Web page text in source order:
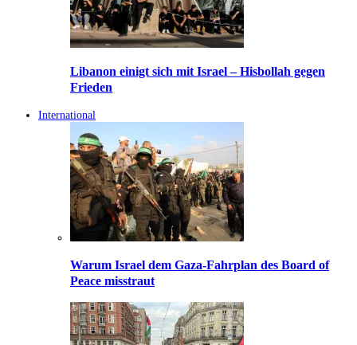
Libanon einigt sich mit Israel – Hisbollah gegen
Frieden
International
Warum Israel dem Gaza-Fahrplan des Board of
Peace misstraut